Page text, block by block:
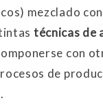
mezclado
técnicas de
con
de